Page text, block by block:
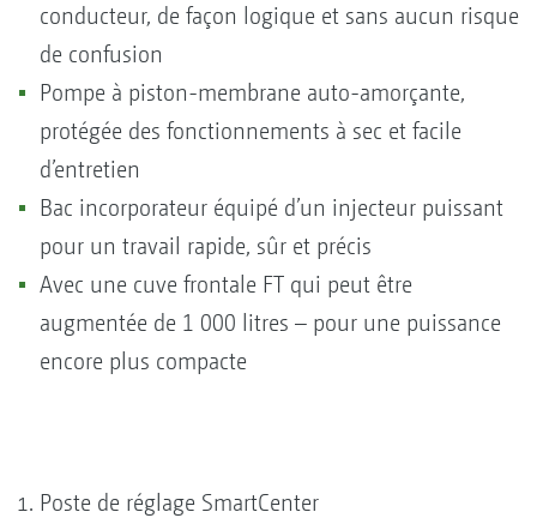
conducteur, de façon logique et sans aucun risque
de confusion
Pompe à piston-membrane auto-amorçante,
protégée des fonctionnements à sec et facile
d’entretien
Bac incorporateur équipé d’un injecteur puissant
pour un travail rapide, sûr et précis
Avec une cuve frontale FT qui peut être
augmentée de 1 000 litres – pour une puissance
encore plus compacte
Poste de réglage SmartCenter